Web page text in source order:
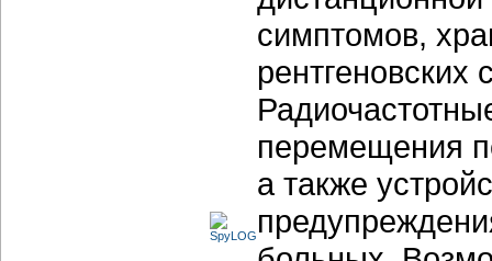
симптомов,
рентгеновских
перемещения
а также